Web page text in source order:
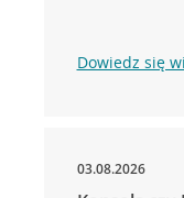
Dowiedz się
03.08.2026